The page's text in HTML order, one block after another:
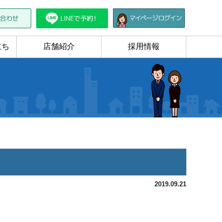
店舗紹介 採用情報
2019.09.21